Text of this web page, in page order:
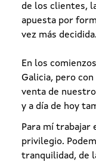
de los clientes,
apuesta por
vez más decidida.
En los
Galicia, pero
venta de
y a día de hoy
Para mí trabajar
privilegio.
tranquilidad, de